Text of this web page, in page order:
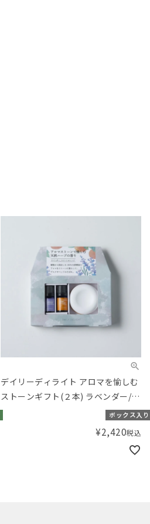
デイリーディライト アロマを愉しむ
ストーンギフト(２本) ラベンダー/ス
イートオレンジ
ボックス入り
¥2,420税込